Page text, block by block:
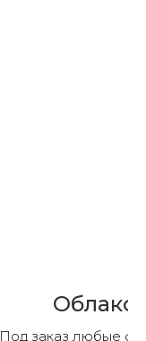
Облако
Под заказ любые